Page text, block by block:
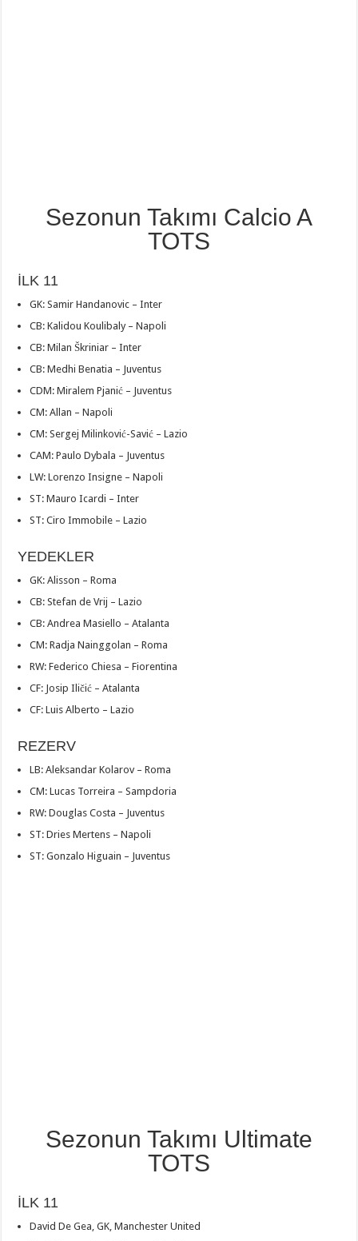
Sezonun Takımı Calcio A
TOTS
İLK 11
GK: Samir Handanovic – Inter
CB: Kalidou Koulibaly – Napoli
CB: Milan Škriniar – Inter
CB: Medhi Benatia – Juventus
CDM: Miralem Pjanić – Juventus
CM: Allan – Napoli
CM: Sergej Milinković-Savić – Lazio
CAM: Paulo Dybala – Juventus
LW: Lorenzo Insigne – Napoli
ST: Mauro Icardi – Inter
ST: Ciro Immobile – Lazio
YEDEKLER
GK: Alisson – Roma
CB: Stefan de Vrij – Lazio
CB: Andrea Masiello – Atalanta
CM: Radja Nainggolan – Roma
RW: Federico Chiesa – Fiorentina
CF: Josip Iličić – Atalanta
CF: Luis Alberto – Lazio
REZERV
LB: Aleksandar Kolarov – Roma
CM: Lucas Torreira – Sampdoria
RW: Douglas Costa – Juventus
ST: Dries Mertens – Napoli
ST: Gonzalo Higuain – Juventus
Sezonun Takımı Ultimate
TOTS
İLK 11
David De Gea, GK, Manchester United